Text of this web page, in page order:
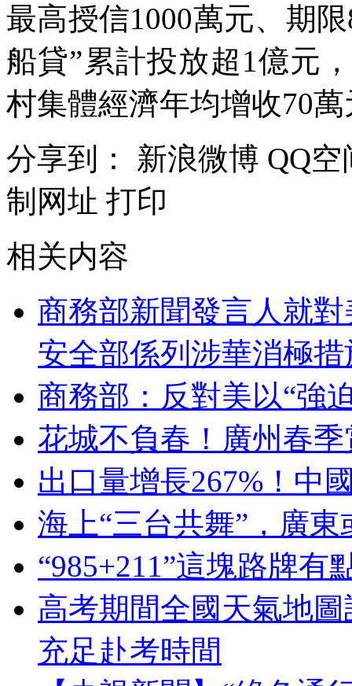
最高授信1000萬元、期
船貸”累計投放超1億元
村集體經濟年均增收70
分享到：
新浪微博 QQ空
制网址 打印
相关内容
商務部新聞發言人就
安全部係列涉華消極
商務部：反對美以“強
花城不負春！廣州春
出口量增長267%！中
海上“三台共舞”，廣
“985+211”這塊路牌有
高考期間全國天氣地
充足赴考時間